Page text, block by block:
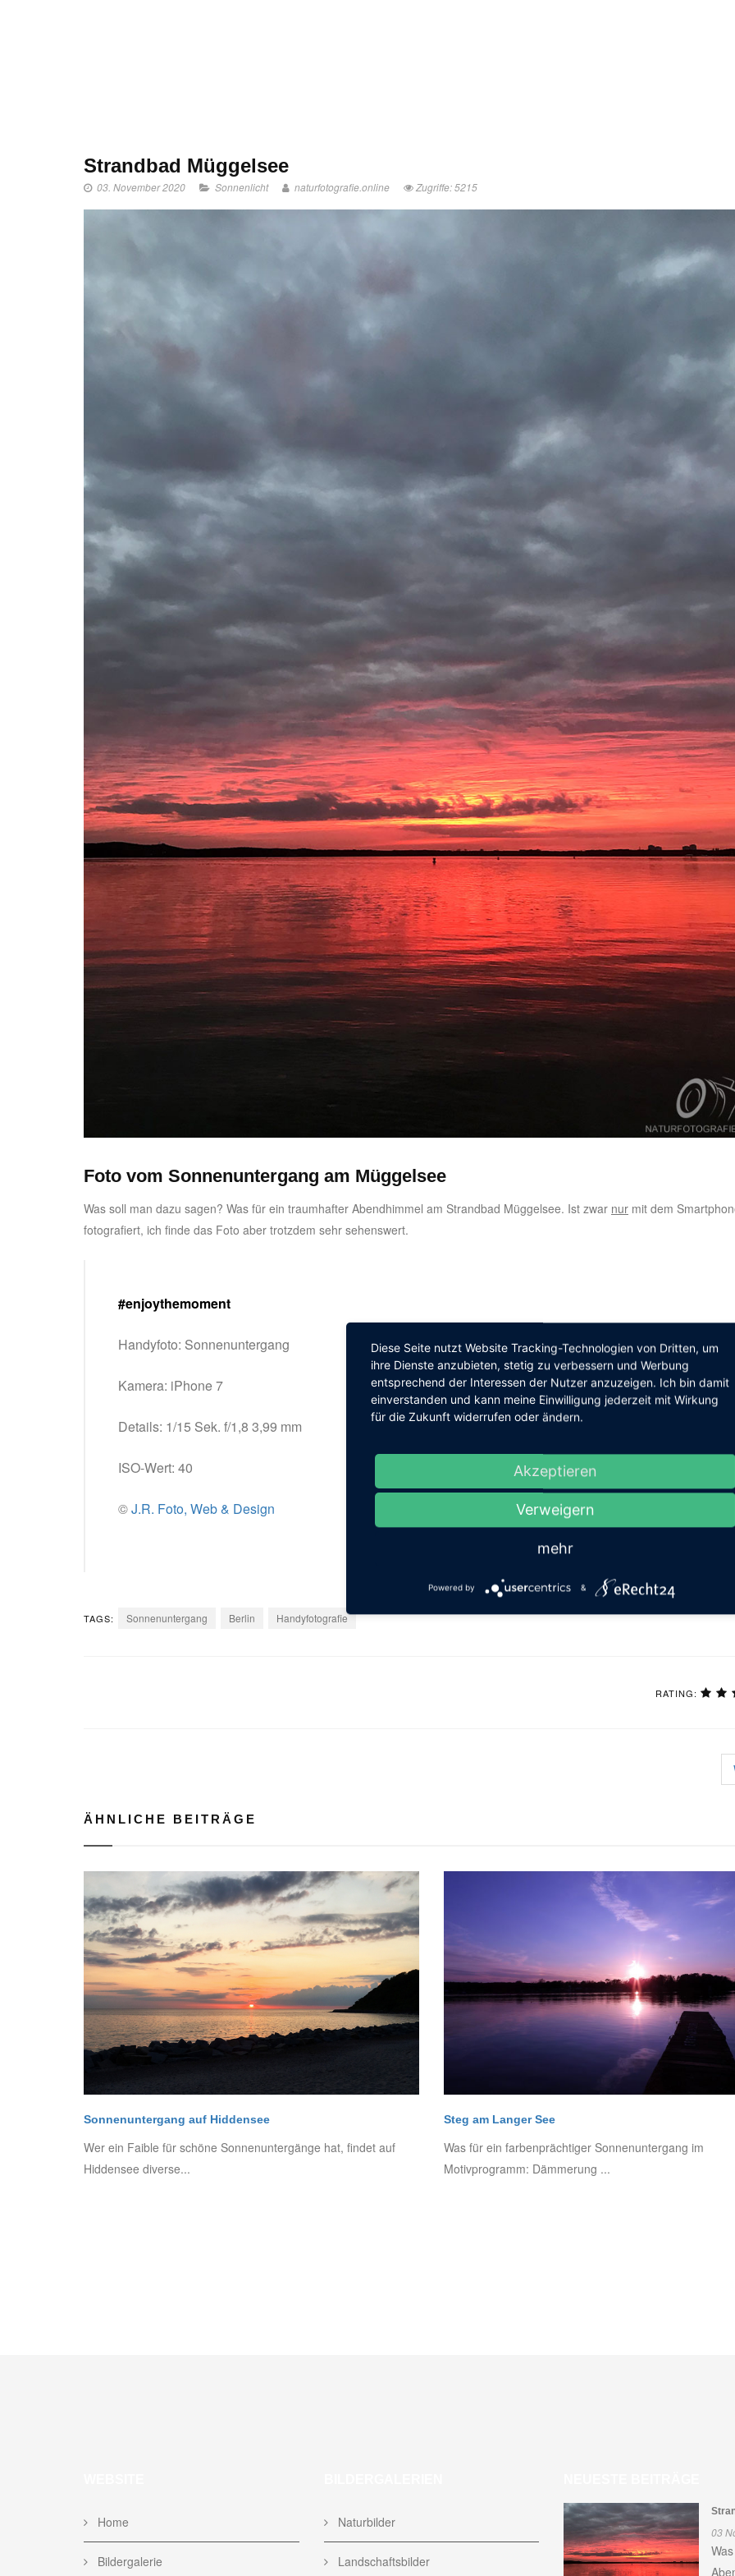
Strandbad Müggelsee
03. November 2020 Sonnenlicht naturfotografie.online Zugriffe: 5215
Foto vom Sonnenuntergang am Müggelsee
Was soll man dazu sagen? Was für ein traumhafter Abendhimmel am Strandbad Müggelsee. Ist zwar nur mit dem
fotografiert, ich finde das Foto aber trotzdem sehr sehenswert.
#enjoythemoment
Handyfoto: Sonnenuntergang
Kamera: iPhone 7
Details: 1/15 Sek. f/1,8 3,99 mm
ISO-Wert: 40
©J.R. Foto, Web & Design
TAGS: Sonnenuntergang Berlin Handyfotografie
RATING:
ÄHNLICHE BEITRÄGE
Sonnenuntergang auf Hiddensee
Wer ein Faible für schöne Sonnenuntergänge hat, findet auf
Hiddensee diverse...
Steg am Langer See
Was für ein farbenprächtiger Sonnenuntergang im
Motivprogramm: Dämmerung ...
Home
Bildergalerie
Naturbilder
Landschaftsbilder
03
Diese Seite nutzt Website Tracking-Technologien von Dritten, um
ihre Dienste anzubieten, stetig zu verbessern und Werbung
entsprechend der Interessen der Nutzer anzuzeigen. Ich bin damit
einverstanden und kann meine Einwilligung jederzeit mit Wirkung
für die Zukunft widerrufen oder ändern.
Akzeptieren
Verweigern
mehr
Powered by &